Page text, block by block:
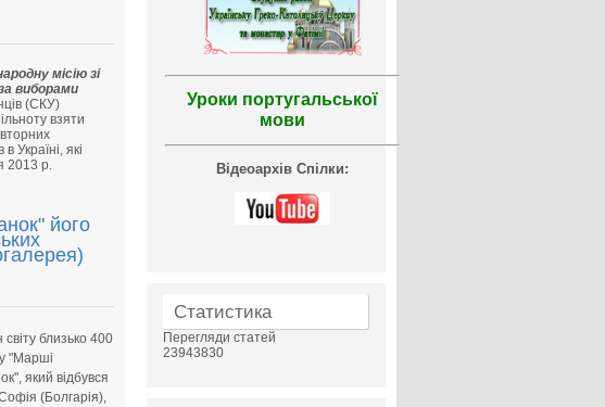
місію зі
виборами
(СКУ)
взяти
Україні, які
2013 р.
його
світу близько 400
"Марші
який відбувся
(Болгарія),
Уроки португальської
мови
Відеоархів Спілки:
Статистика
Перегляди статей
23943830